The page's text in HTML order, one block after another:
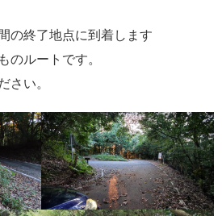
の終了地点に到着します
のルートです。
さい。